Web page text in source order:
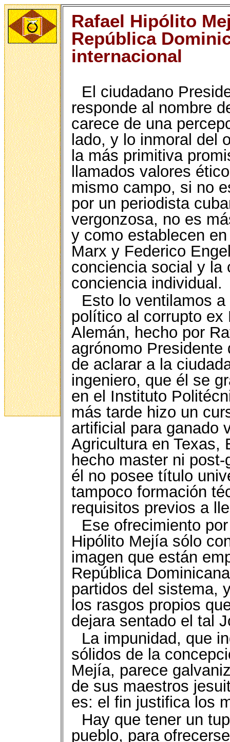
Rafael Hipólito
República
internacional
El ciudadano
responde al nombre
carece de una
lado, y lo inmoral del
la más primitiva
llamados valores
mismo campo, si no
por un periodista
vergonzosa, no es
y como establecen
Marx y Federico
conciencia social y la
conciencia individual.
Esto lo ventilamos
político al corrupto ex
Alemán, hecho por
agrónomo
de aclarar a la
ingeniero, que él se
en el Instituto
más tarde hizo un
artificial para ganado
Agricultura en Texas,
hecho master ni
él no posee título
tampoco formación
requisitos previos a
Ese ofrecimiento
Hipólito Mejía sólo
imagen que están
República
partidos del sistema,
los rasgos propios
dejara sentado el tal
La impunidad, que
sólidos de la
Mejía, parece
de sus maestros
es: el fin justifica los
Hay que tener un
pueblo, para